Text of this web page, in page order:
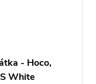
- Hoco,
White